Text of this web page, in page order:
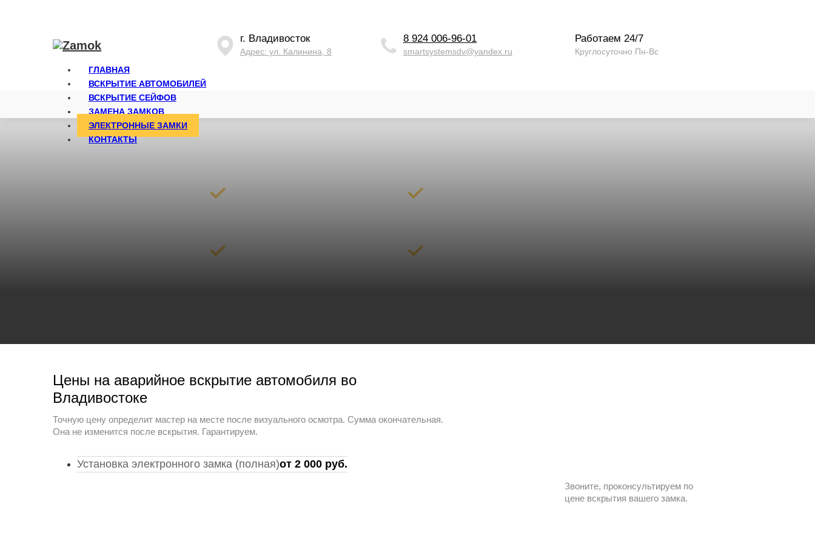
г. Владивосток
Адрес: ул. Калинина, 8
8 924 006-96-01
smartsystemsdv@yandex.ru
Работаем 24/7
Круглосуточно Пн-Вс
ГЛАВНАЯ
ВСКРЫТИЕ АВТОМОБИЛЕЙ
ВСКРЫТИЕ СЕЙФОВ
ЗАМЕНА ЗАМКОВ
ЭЛЕКТРОННЫЕ ЗАМКИ
КОНТАКТЫ
Профессиональная установка электронных замков
Цены на аварийное вскрытие автомобиля во
Владивостоке
Точную цену определит мастер на месте после визуального осмотра. Сумма окончательная.
Она не изменится после вскрытия. Гарантируем.
Установка электронного замка (полная)от 2 000 руб.
Звоните, проконсультируем по
цене вскрытия вашего замка.